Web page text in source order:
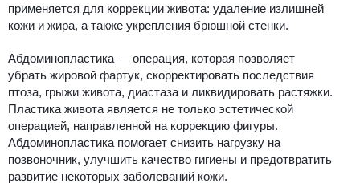
применяется для коррекции живота: удаление излишней
кожи и жира, а также укрепления брюшной стенки.
Абдоминопластика — операция, которая позволяет
убрать жировой фартук, скорректировать последствия
птоза, грыжи живота, диастаза и ликвидировать растяжки.
Пластика живота является не только эстетической
операцией, направленной на коррекцию фигуры.
Абдоминопластика помогает снизить нагрузку на
позвоночник, улучшить качество гигиены и предотвратить
развитие некоторых заболеваний кожи.